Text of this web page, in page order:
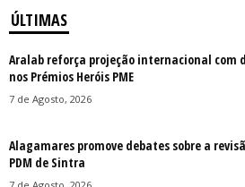
ÚLTIMAS
Aralab reforça projeção internacional com
nos Prémios Heróis PME
7 de Agosto, 2026
Alagamares promove debates sobre a
PDM de Sintra